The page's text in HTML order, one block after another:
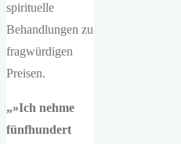
spirituelle
Behandlungen zu
fragwürdigen
Preisen.
„»Ich nehme
fünfhundert